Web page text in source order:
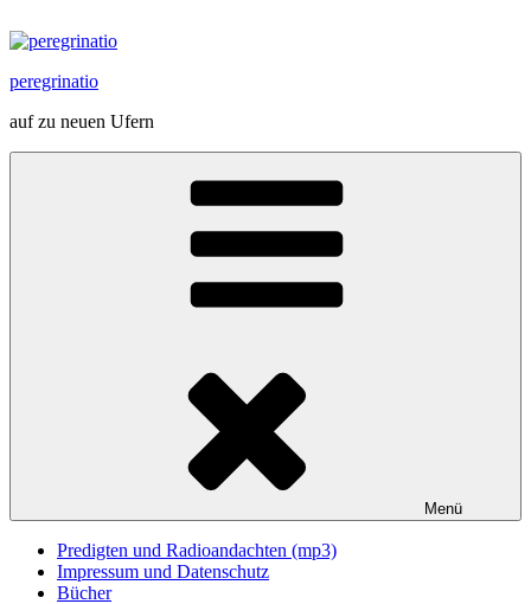
Inhalt
peregrinatio
auf zu neuen Ufern
Menü
Predigten und Radioandachten (mp3)
Impressum und Datenschutz
Bücher